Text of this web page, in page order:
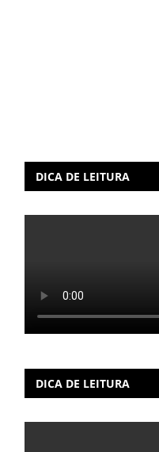
DICA DE LEITURA
DICA DE LEITURA